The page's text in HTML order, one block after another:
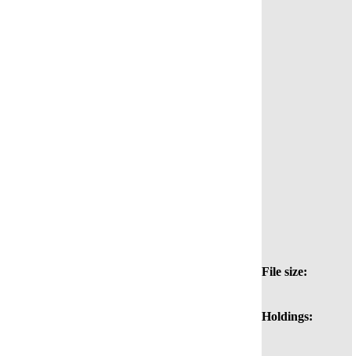
File size:
Holdings: